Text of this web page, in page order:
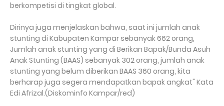
berkompetisi di tingkat global.
Dirinya juga menjelaskan bahwa, saat ini jumlah anak
stunting di Kabupaten Kampar sebanyak 662 orang,
Jumlah anak stunting yang di Berikan Bapak/Bunda Asuh
Anak Stunting (BAAS) sebanyak 302 orang, jumlah anak
stunting yang belum diberikan BAAS 360 orang, kita
berharap juga segera mendapatkan bapak angkat" Kata
Edi Afrizal.(Diskominfo Kampar/red)